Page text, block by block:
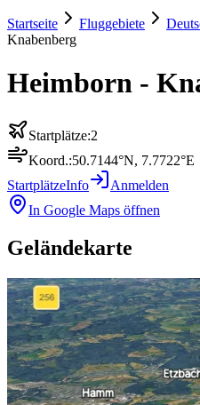
Startseite Fluggebiete
Knabenberg
Heimborn -
Startplätze:2
Koord.:50.7144°N, 7.7722°E
StartplätzeInfo
Anmelden
In Google Maps öffnen
Geländekarte